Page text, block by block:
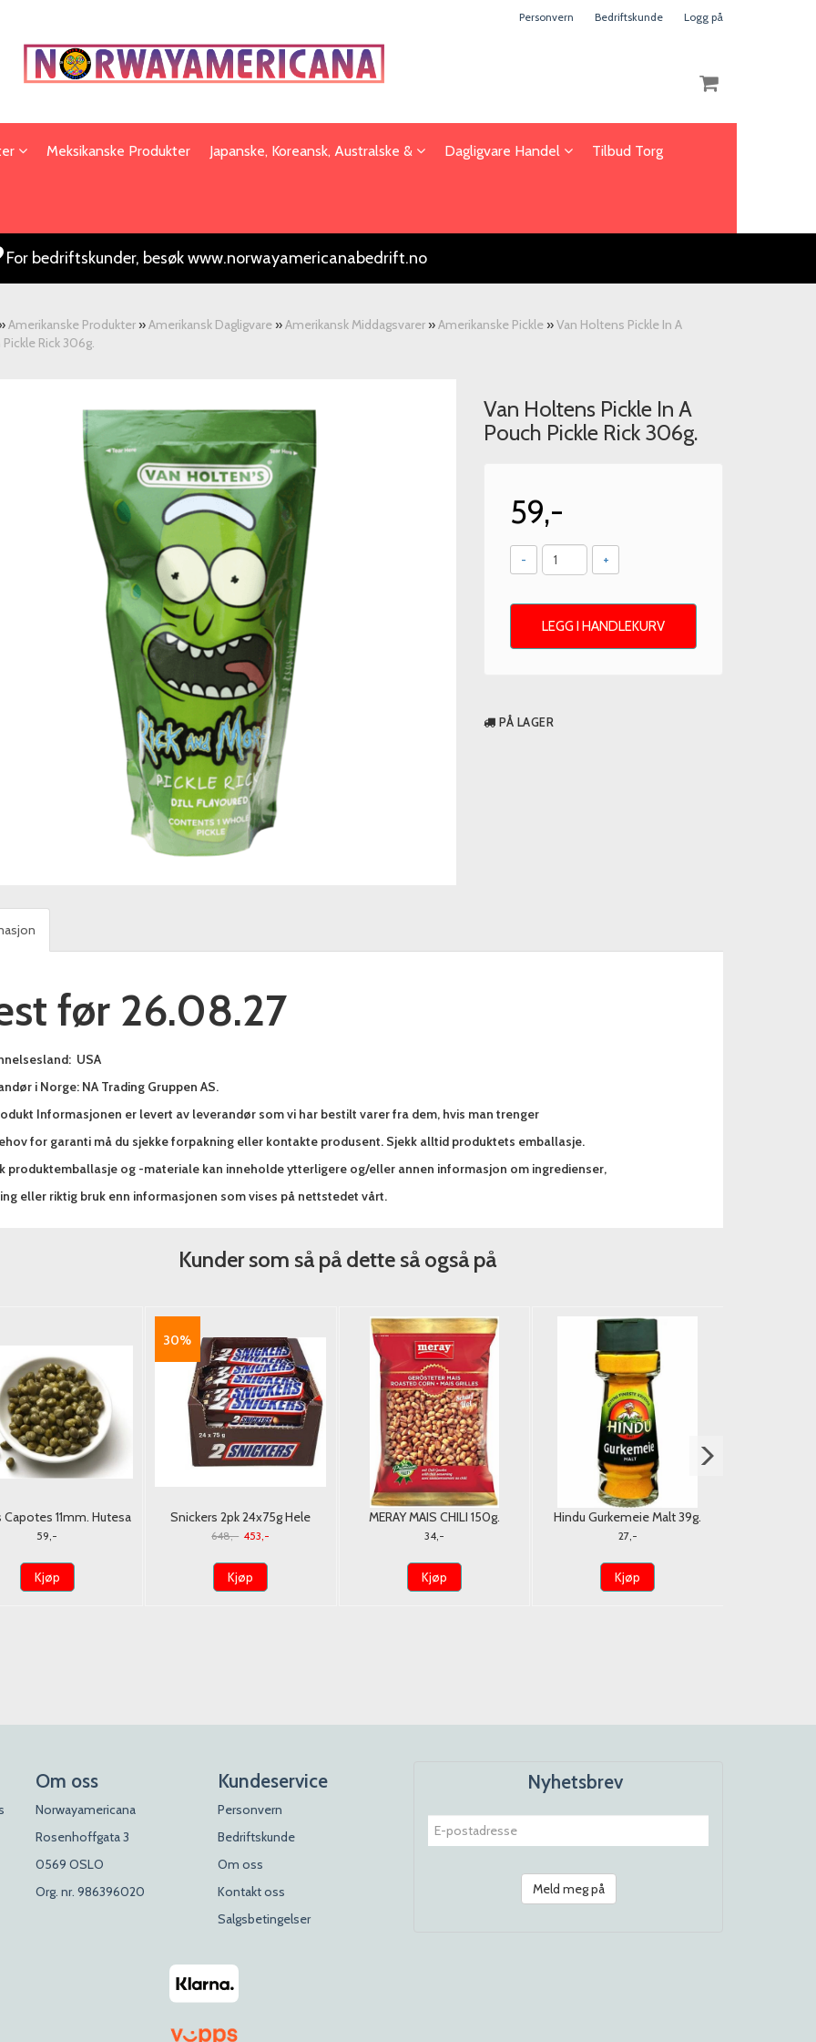
Personvern Bedriftskunde Logg på
Meksikanske Produkter Japanske, Koreansk, Australske & Dagligvare Handel Tilbud Torg
For bedriftskunder, besøk www.norwayamericanabedrift.no
»Amerikanske Produkter»Amerikansk Dagligvare»Amerikansk Middagsvarer»Amerikanske Pickle»Van Holtens Pickle In A
Rick 306g.
Van Holtens Pickle In A
Pouch Pickle Rick 306g.
59,-
- +
LEGG I HANDLEKURV
PÅ LAGER
før 26.08.27
USA
i Norge: NA Trading Gruppen AS.
Informasjonen er levert av leverandør som vi har bestilt varer fra dem, hvis man trenger
for garanti må du sjekke forpakning eller kontakte produsent. Sjekk alltid produktets emballasje.
produktemballasje og -materiale kan inneholde ytterligere og/eller annen informasjon om ingredienser,
eller riktig bruk enn informasjonen som vises på nettstedet vårt.
Kunder som så på dette så også på
Capotes 11mm. Hutesa
350g.
59,-
Kjøp
30%
Snickers 2pk 24x75g Hele
Kartong
648,- 453,-
Kjøp
MERAY MAIS CHILI 150g.
34,-
Kjøp
Hindu Gurkemeie Malt 39g.
27,-
Kjøp
Om oss
Norwayamericana
Rosenhoffgata 3
0569 OSLO
Org. nr. 986396020
Kundeservice
Personvern
Bedriftskunde
Om oss
Kontakt oss
Salgsbetingelser
Nyhetsbrev
Meld meg på